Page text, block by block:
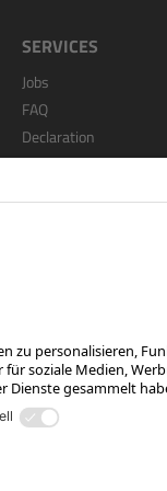
SERVICES
Jobs
FAQ
Declaration
Open Source Software